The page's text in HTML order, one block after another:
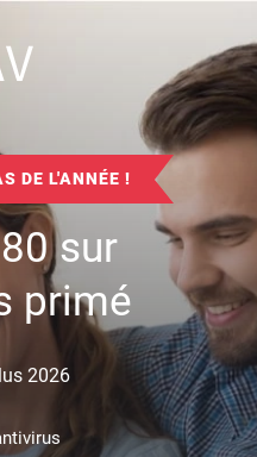
DE L'ANNÉE !
80sur
primé
2026